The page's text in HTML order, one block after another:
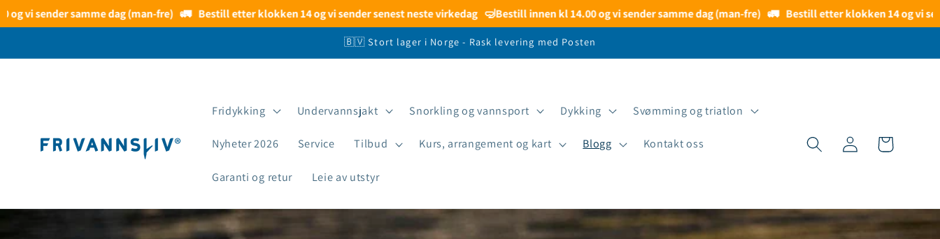
samme dag (man-fre) 🚛 Bestill etter klokken 14 og vi sender senest neste virkedag 🤿Bestill innen kl 14.00 og vi sender samme dag (man-fre) 🚛 Bestill etter klokken 14 og vi sender senest
til
innholdet
🇧🇻 Stort lager i Norge - Rask levering med Posten
Fridykking Undervannsjakt Snorkling og vannsport Dykking Svømming og triatlon
Nyheter 2026 Service Tilbud Kurs, arrangement og kart Blogg Kontakt oss
Garanti og retur Leie av utstyr
Logg
inn
Handlekurv